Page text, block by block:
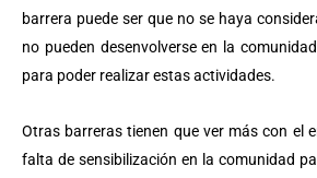
barrera puede ser que no se haya
no pueden desenvolverse en la
para poder realizar estas actividades.
Otras barreras tienen que ver más con el
falta de sensibilización en la comunidad